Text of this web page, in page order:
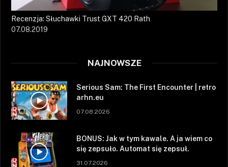
Recenzja: Słuchawki Trust GXT 420 Rath
07.08.2019
NAJNOWSZE
Serious Sam: The First Encounter | retro
arhn.eu
07.08.2026
BONUS: Jak w tym kawale. A ja wiem co
się zepsuło. Automat się zepsuł.
31.07.2026